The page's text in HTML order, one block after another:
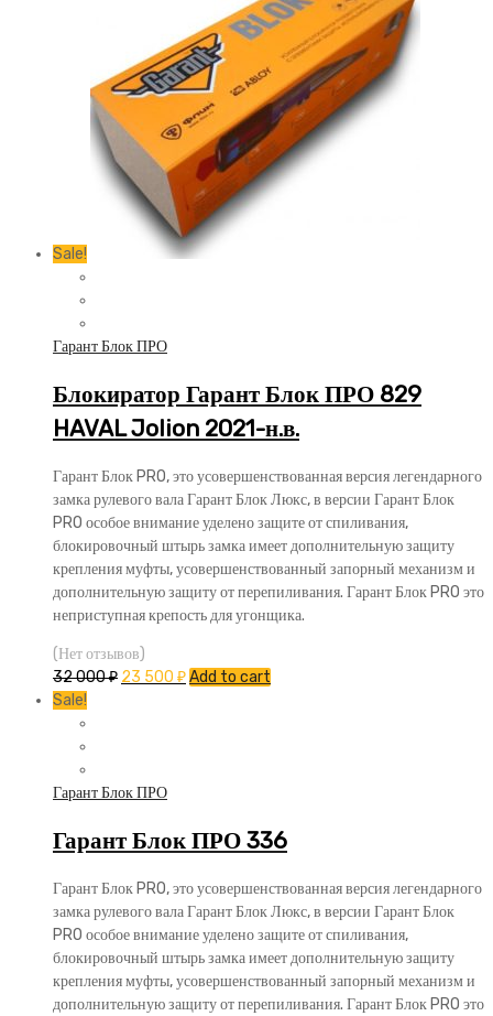
Sale!
Гарант Блок ПРО
Блокиратор Гарант Блок ПРО 829
HAVAL Jolion 2021-н.в.
Гарант Блок PRO, это усовершенствованная версия легендарного
замка рулевого вала Гарант Блок Люкс, в версии Гарант Блок
PRO особое внимание уделено защите от спиливания,
блокировочный штырь замка имеет дополнительную защиту
крепления муфты, усовершенствованный запорный механизм и
дополнительную защиту от перепиливания. Гарант Блок PRO это
неприступная крепость для угонщика.
(Нет отзывов)
32 000₽ 23 500 ₽Add to cart
Sale!
Гарант Блок ПРО
Гарант Блок ПРО 336
Гарант Блок PRO, это усовершенствованная версия легендарного
замка рулевого вала Гарант Блок Люкс, в версии Гарант Блок
PRO особое внимание уделено защите от спиливания,
блокировочный штырь замка имеет дополнительную защиту
крепления муфты, усовершенствованный запорный механизм и
дополнительную защиту от перепиливания. Гарант Блок PRO это